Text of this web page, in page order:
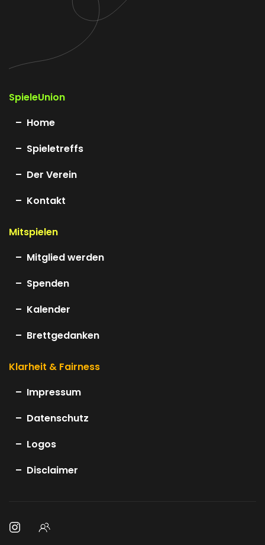
SpieleUnion
Home
Spieletreffs
Der Verein
Kontakt
Mitspielen
Mitglied werden
Spenden
Kalender
Brettgedanken
Klarheit & Fairness
Impressum
Datenschutz
Logos
Disclaimer